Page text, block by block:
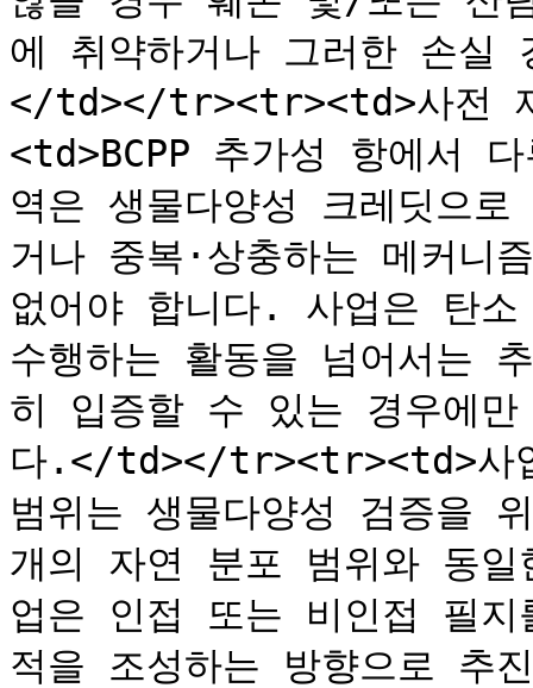
에 취약하거나 그러한 손실
</td></tr><tr><td>사전
<td>BCPP 추가성 항에서
역은 생물다양성 크레딧으
거나 중복·상충하는 메커니
없어야 합니다. 사업은 탄
수행하는 활동을 넘어서는
히 입증할 수 있는 경우에
다.</td></tr><tr><td>사
범위는 생물다양성 검증을
개의 자연 분포 범위와 동
업은 인접 또는 비인접 필
적을 조성하는 방향으로